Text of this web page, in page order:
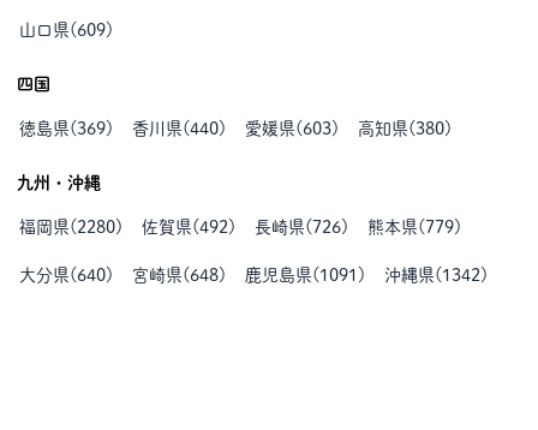
山口県( 609)
四国
徳島県(369) 香川県(440) 愛媛県( 603) 高知県(380)
九州・沖縄
福岡県( 2280) 佐賀県(492 ) 長崎県( 726) 熊本県( 779)
大分県( 640) 宮崎県( 648) 鹿児島県( 1091 ) 沖縄県( 1342 )